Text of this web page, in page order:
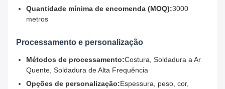
Quantidade mínima de encomenda (MOQ):3000
metros
Processamento e personalização
Métodos de processamento:Costura, Soldadura a Ar
Quente, Soldadura de Alta Frequência
Opções de personalização:Espessura, peso, cor,